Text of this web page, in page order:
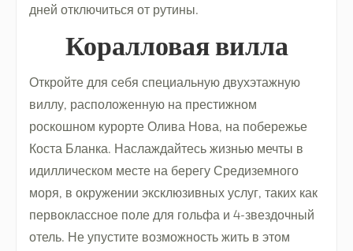
дней отключиться от рутины.
Коралловая вилла
Откройте для себя специальную двухэтажную
виллу, расположенную на престижном
роскошном курорте Олива Нова, на побережье
Коста Бланка. Наслаждайтесь жизнью мечты в
идиллическом месте на берегу Средиземного
моря, в окружении эксклюзивных услуг, таких как
первоклассное поле для гольфа и 4-звездочный
отель. Не упустите возможность жить в этом